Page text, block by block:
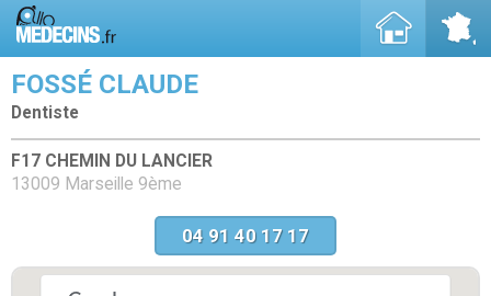
FOSSÉ CLAUDE
Dentiste
F17 CHEMIN DU LANCIER
13009 Marseille 9ème
04 91 40 17 17